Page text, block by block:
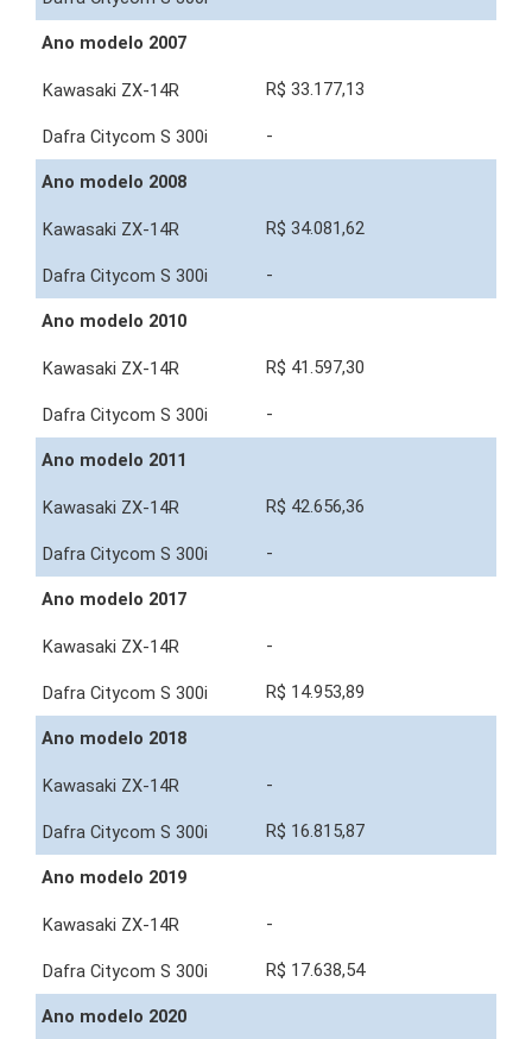
Ano modelo 2007
R$ 33.177,13
-
Ano modelo 2008
R$ 34.081,62
-
Ano modelo 2010
R$ 41.597,30
-
Ano modelo 2011
R$ 42.656,36
-
Ano modelo 2017
-
R$ 14.953,89
Ano modelo 2018
-
R$ 16.815,87
Ano modelo 2019
-
R$ 17.638,54
Ano modelo 2020